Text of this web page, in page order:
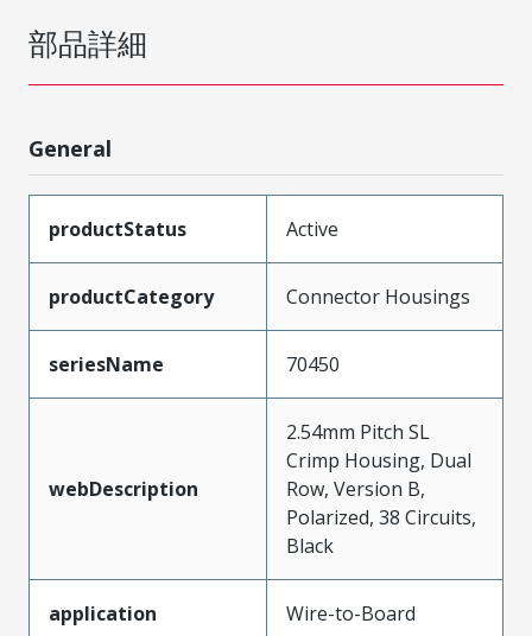
部品詳細
General
productStatus Active
productCategory Connector Housings
seriesName 70450
webDescription
2.54mm Pitch SL
Crimp Housing, Dual
Row, Version B,
Polarized, 38 Circuits,
Black
application Wire-to-Board